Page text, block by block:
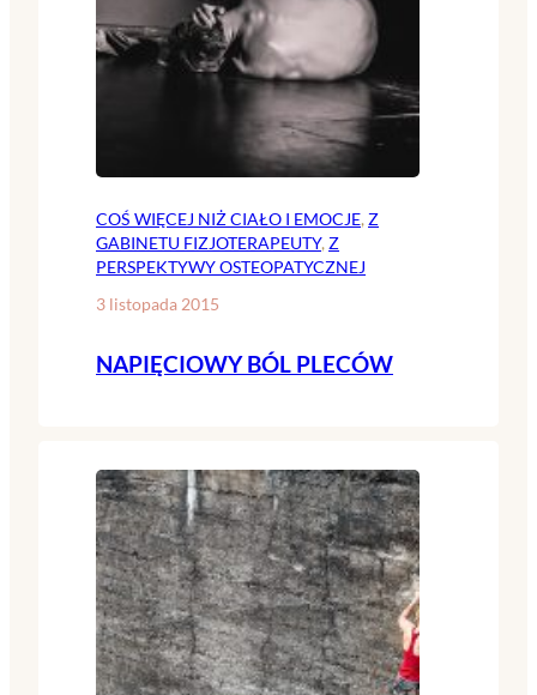
COŚ WIĘCEJ NIŻ CIAŁO I EMOCJE, Z
GABINETU FIZJOTERAPEUTY, Z
PERSPEKTYWY OSTEOPATYCZNEJ
3 listopada 2015
NAPIĘCIOWY BÓL PLECÓW